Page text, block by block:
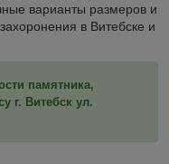
варианты размеров и
в Витебске и
памятника,
г. Витебск ул.